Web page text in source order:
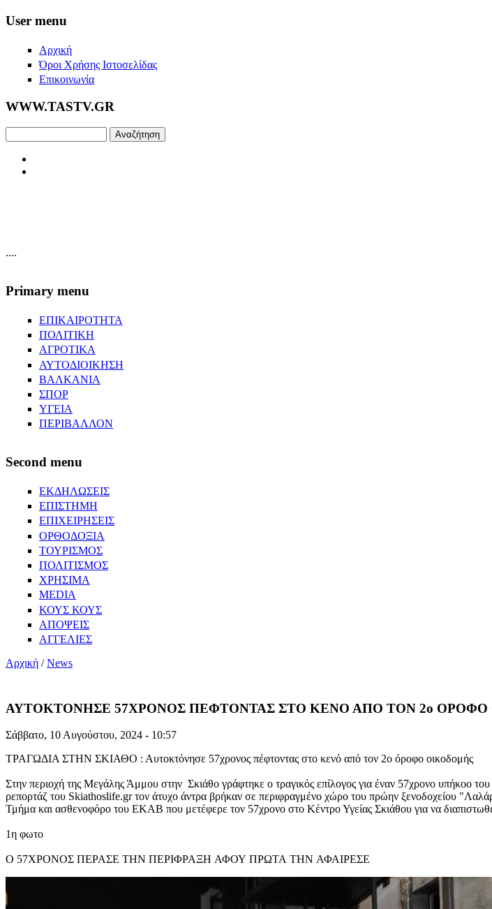
Skip to main content
User menu
Αρχική
Όροι Χρήσης Ιστοσελίδας
Επικοινωνία
WWW.TASTV.GR
....
Primary menu
ΕΠΙΚΑΙΡΟΤΗΤΑ
ΠΟΛΙΤΙΚΗ
ΑΓΡΟΤΙΚΑ
ΑΥΤΟΔΙΟΙΚΗΣΗ
ΒΑΛΚΑΝΙΑ
ΣΠΟΡ
ΥΓΕΙΑ
ΠΕΡΙΒΑΛΛΟΝ
Second menu
ΕΚΔΗΛΩΣΕΙΣ
ΕΠΙΣΤΗΜΗ
ΕΠΙΧΕΙΡΗΣΕΙΣ
ΟΡΘΟΔΟΞΙΑ
ΤΟΥΡΙΣΜΟΣ
ΠΟΛΙΤΙΣΜΟΣ
ΧΡΗΣΙΜΑ
MEDIA
ΚΟΥΣ ΚΟΥΣ
ΑΠΟΨΕΙΣ
ΑΓΓΕΛΙΕΣ
Αρχική /News
ΑΥΤΟΚΤΟΝΗΣΕ 57ΧΡΟΝΟΣ ΠΕΦΤΟΝΤΑΣ ΣΤΟ ΚΕΝΟ ΑΠΟ ΤΟΝ 2ο
Σάββατο, 10 Αυγούστου, 2024 - 10:57
ΤΡΑΓΩΔΙΑ ΣΤΗΝ ΣΚΙΑΘΟ : Αυτοκτόνησε 57χρονος πέφτοντας στο κενό από τον 2ο όροφο οικοδομής
Στην περιοχή της Μεγάλης Άμμου στην Σκιάθο γράφτηκε ο τραγικός επίλογος για έναν 57χρονο υπήκοο
ρεπορτάζ του Skiathoslife.gr τον άτυχο άντρα βρήκαν σε περιφραγμένο χώρο του πρώην ξενοδοχείου
Τμήμα και ασθενοφόρο του ΕΚΑΒ που μετέφερε τον 57χρονο στο Κέντρο Υγείας Σκιάθου για να
1η φωτο
Ο 57ΧΡΟΝΟΣ ΠΕΡΑΣΕ ΤΗΝ ΠΕΡΙΦΡΑΞΗ ΑΦΟΥ ΠΡΩΤΑ ΤΗΝ ΑΦΑΙΡΕΣΕ